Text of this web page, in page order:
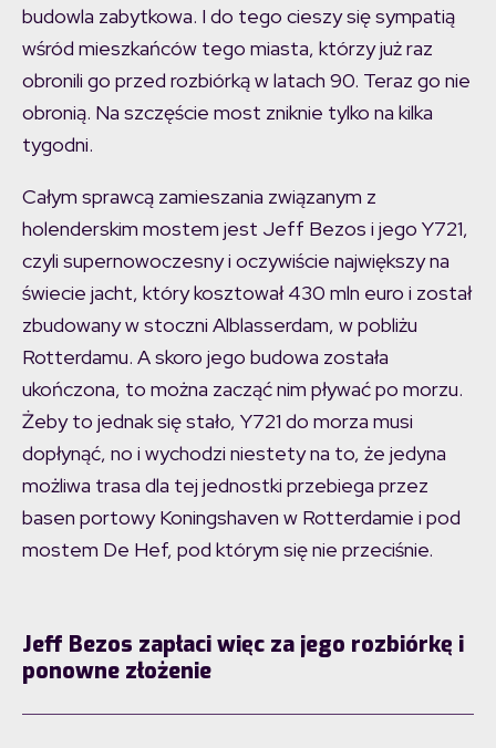
budowla zabytkowa. I do tego cieszy się sympatią
wśród mieszkańców tego miasta, którzy już raz
obronili go przed rozbiórką w latach 90. Teraz go nie
obronią. Na szczęście most zniknie tylko na kilka
tygodni.
Całym sprawcą zamieszania związanym z
holenderskim mostem jest Jeff Bezos i jego Y721,
czyli supernowoczesny i oczywiście największy na
świecie jacht, który kosztował 430 mln euro i został
zbudowany w stoczni Alblasserdam, w pobliżu
Rotterdamu. A skoro jego budowa została
ukończona, to można zacząć nim pływać po morzu.
Żeby to jednak się stało, Y721 do morza musi
dopłynąć, no i wychodzi niestety na to, że jedyna
możliwa trasa dla tej jednostki przebiega przez
basen portowy Koningshaven w Rotterdamie i pod
mostem De Hef, pod którym się nie przeciśnie.
Jeff Bezos zapłaci więc za jego rozbiórkę i
ponowne złożenie